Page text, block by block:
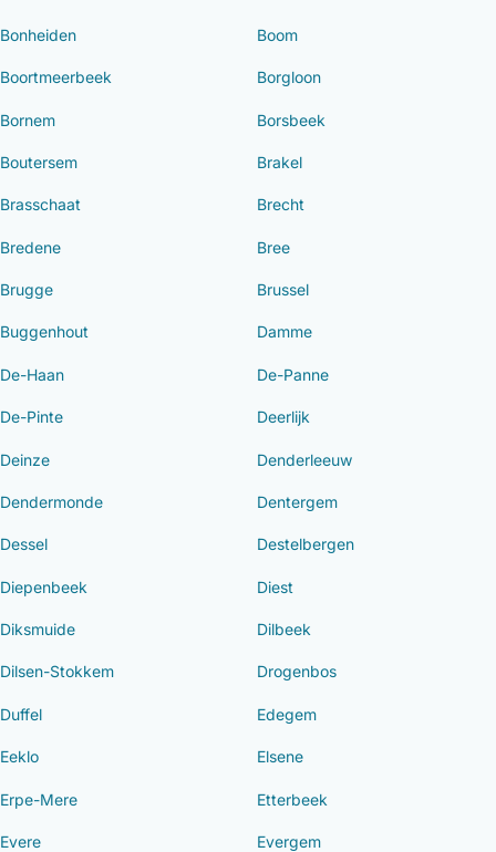
Bonheiden Boom
Boortmeerbeek Borgloon
Bornem Borsbeek
Boutersem Brakel
Brasschaat Brecht
Bredene Bree
Brugge Brussel
Buggenhout Damme
De-Haan De-Panne
De-Pinte Deerlijk
Deinze Denderleeuw
Dendermonde Dentergem
Dessel Destelbergen
Diepenbeek Diest
Diksmuide Dilbeek
Dilsen-Stokkem Drogenbos
Duffel Edegem
Eeklo Elsene
Erpe-Mere Etterbeek
Evere Evergem